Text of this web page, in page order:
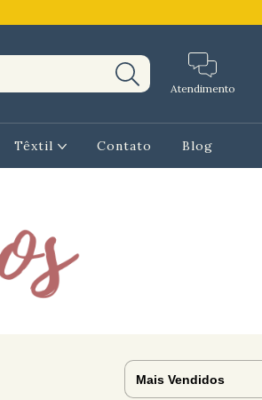
Atendimento
Têxtil Contato Blog